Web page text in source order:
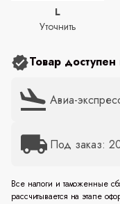
L
Уточнить
Товар доступен
Авиа-
Под заказ:
Все налоги и таможенные
рассчитывается на этапе